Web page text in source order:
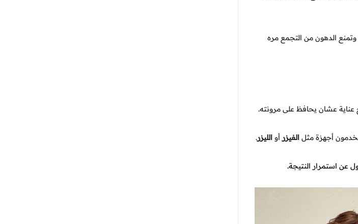
الدهون من التجمع مره
عناية عشان يحافظ على مرونته.
الفيزر أو الليزر.
عن استمرار النتيجة.